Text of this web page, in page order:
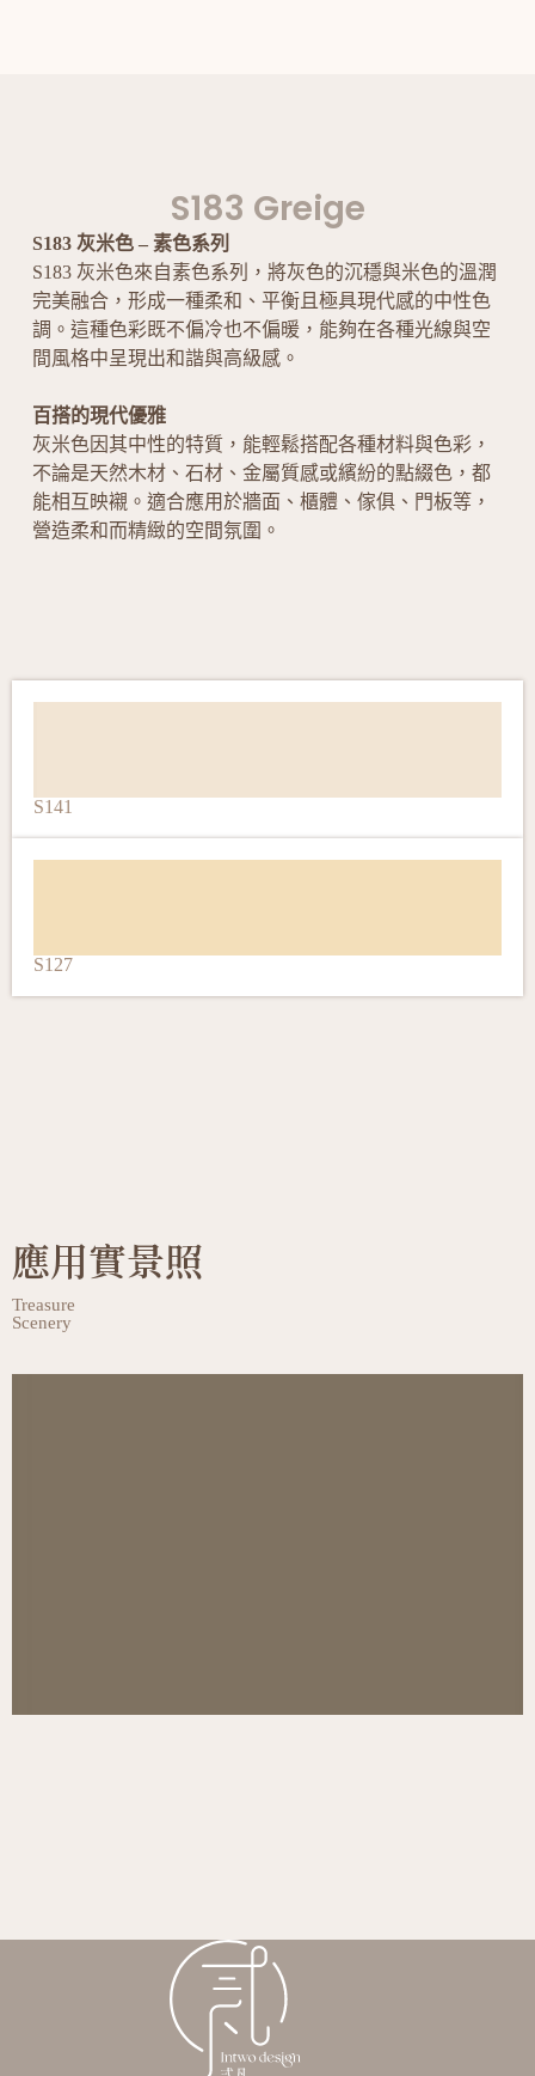
S183 Greige
S183 灰米色 – 素色系列
S183 灰米色來自素色系列，將灰色的沉穩與米色的溫潤
完美融合，形成一種柔和、平衡且極具現代感的中性色
調。這種色彩既不偏冷也不偏暖，能夠在各種光線與空
間風格中呈現出和諧與高級感。
百搭的現代優雅
灰米色因其中性的特質，能輕鬆搭配各種材料與色彩，
不論是天然木材、石材、金屬質感或繽紛的點綴色，都
能相互映襯。適合應用於牆面、櫃體、傢俱、門板等，
營造柔和而精緻的空間氛圍。
S141
S127
應用實景照
Treasure
Scenery